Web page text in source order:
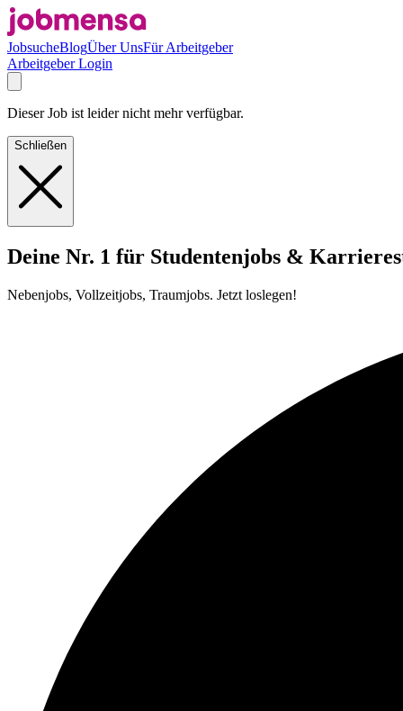
JobsucheBlogÜber UnsFür Arbeitgeber
Arbeitgeber Login
Dieser Job ist leider nicht mehr verfügbar.
Schließen
Deine Nr. 1 für Studentenjobs &
Nebenjobs, Vollzeitjobs, Traumjobs. Jetzt loslegen!